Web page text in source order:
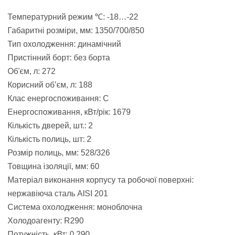
Температурний режим ℃: -18…-22
Габаритні розміри, мм: 1350/700/850
Тип охолодження: динамічний
Пристінний борт: без борта
Об'єм, л: 272
Корисний об’єм, л: 188
Клас енергоспоживання: С
Енергоспоживання, кВт/рік: 1679
Кількість дверей, шт.: 2
Кількість полиць, шт: 2
Розмір полиць, мм: 528/326
Товщина ізоляції, мм: 60
Матеріал виконання корпусу та робочої поверхні:
нержавіюча сталь AISI 201
Система охолодження: моноблочна
Холодоагенту: R290